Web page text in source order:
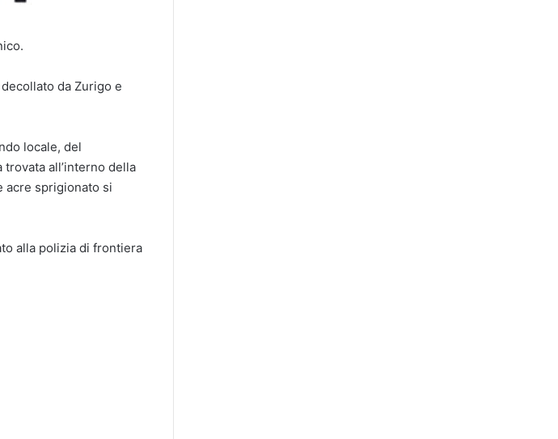
da Zurigo e
locale, del
all’interno della
acre sprigionato si
alla polizia di frontiera